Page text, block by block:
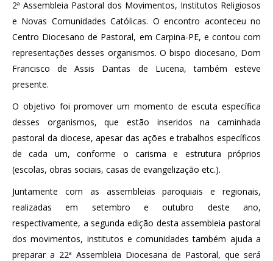
2ª Assembleia Pastoral dos Movimentos, Institutos Religiosos
e Novas Comunidades Católicas. O encontro aconteceu no
Centro Diocesano de Pastoral, em Carpina-PE, e contou com
representações desses organismos. O bispo diocesano, Dom
Francisco de Assis Dantas de Lucena, também esteve
presente.
O objetivo foi promover um momento de escuta específica
desses organismos, que estão inseridos na caminhada
pastoral da diocese, apesar das ações e trabalhos específicos
de cada um, conforme o carisma e estrutura próprios
(escolas, obras sociais, casas de evangelização etc.).
Juntamente com as assembleias paroquiais e regionais,
realizadas em setembro e outubro deste ano,
respectivamente, a segunda edição desta assembleia pastoral
dos movimentos, institutos e comunidades também ajuda a
preparar a 22ª Assembleia Diocesana de Pastoral, que será